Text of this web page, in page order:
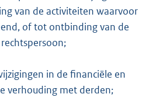
van de activiteiten waarvoor
of tot ontbinding van de
in de financiële en
verhouding met derden;